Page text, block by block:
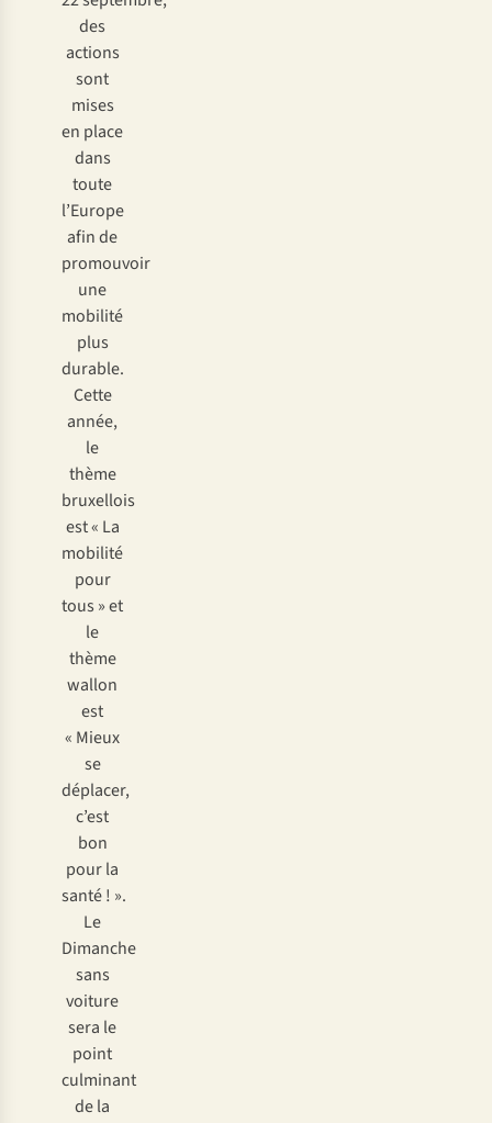
des
actions
sont
mises
en place
dans
toute
l’Europe
afin de
promouvoir
une
mobilité
plus
durable.
Cette
année,
le
thème
bruxellois
est « La
mobilité
pour
tous » et
le
thème
wallon
est
« Mieux
se
déplacer,
c’est
bon
pour la
santé ! ».
Le
Dimanche
sans
voiture
sera le
point
culminant
de la